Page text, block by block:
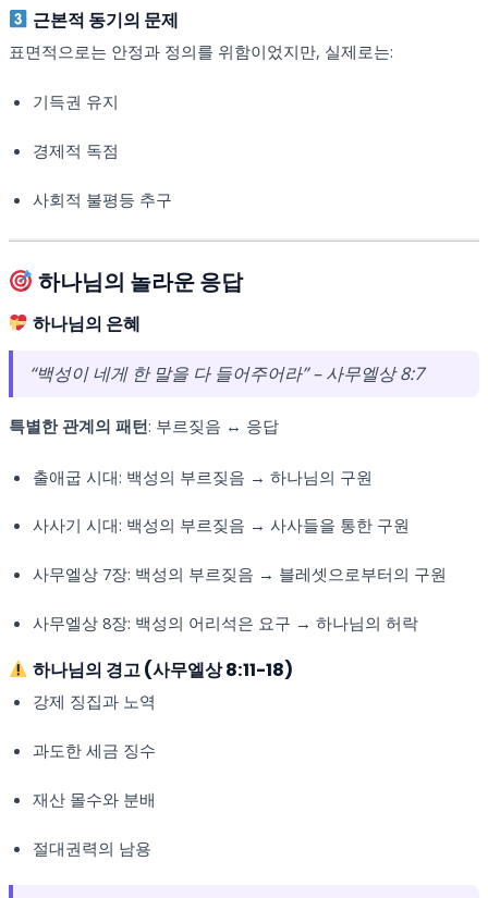
근본적 동기의 문제
표면적으로는 안정과 정의를 위함이었지만, 실제로는:
기득권 유지
경제적 독점
사회적 불평등 추구
하나님의 놀라운 응답
하나님의 은혜
“백성이 네게 한 말을 다 들어주어라”– 사무엘상 8:7
특별한 관계의 패턴: 부르짖음 ↔ 응답
출애굽 시대: 백성의 부르짖음 → 하나님의 구원
사사기 시대: 백성의 부르짖음 → 사사들을 통한 구원
사무엘상 7장: 백성의 부르짖음 → 블레셋으로부터의 구원
사무엘상 8장: 백성의 어리석은 요구 → 하나님의 허락
하나님의 경고 (사무엘상 8:11-18)
강제 징집과 노역
과도한 세금 징수
재산 몰수와 분배
절대권력의 남용